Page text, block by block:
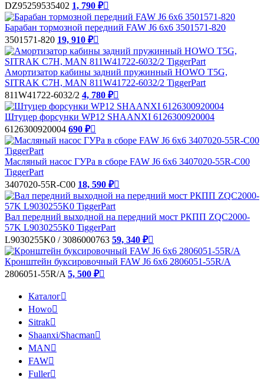
DZ95259535402 1, 790 ₽
Барабан тормозной передний FAW J6 6x6 3501571-820
3501571-820 19, 910 ₽
Амортизатор кабины задний пружинный HOWO T5G,
SITRAK C7H, MAN 811W41722-6032/2 TiggerPart
811W41722-6032/2 4, 780 ₽
Штуцер форсунки WP12 SHAANXI 6126300920004
6126300920004 690 ₽
Масляный насос ГУРа в сборе FAW J6 6х6 3407020-55R-C00
TiggerPart
3407020-55R-C00 18, 590 ₽
Вал передний выходной на передний мост РКПП ZQC2000-
57K L9030255K0 TiggerPart
L9030255K0 / 3086000763 59, 340 ₽
Кронштейн буксировочный FAW J6 6x6 2806051-55R/A
2806051-55R/A 5, 500 ₽
Каталог
Howo
Sitrak
Shaanxi/Shacman
MAN
FAW
Fuller